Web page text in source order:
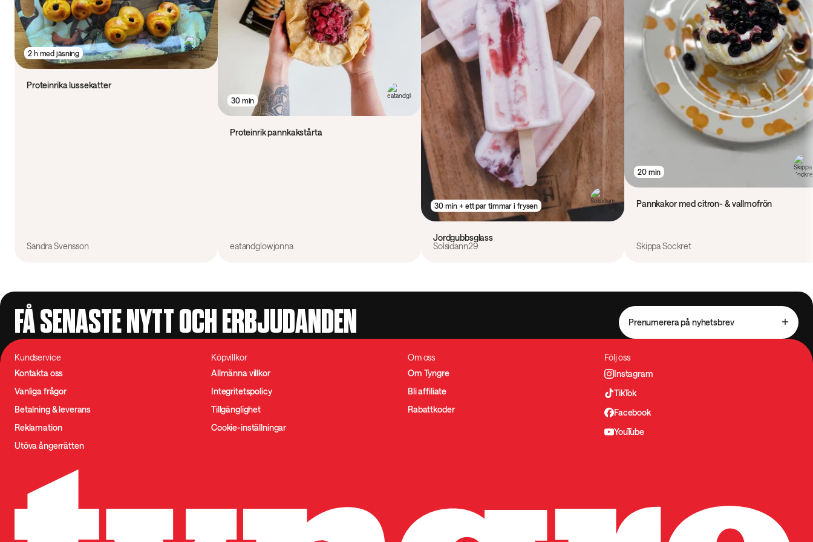
2 h med jäsning
Proteinrika lussekatter
Sandra Svensson
30 min
Proteinrik pannkakstårta
eatandglowjonna
30 min + ett par timmar i frysen
Jordgubbsglass
Solsidann29
20 min
Pannkakor med citron- & vallmofrön
Skippa Sockret
FÅ SENASTE NYTT OCH ERBJUDANDEN Prenumerera på nyhetsbrev
Kundservice
Kontakta oss
Vanliga frågor
Betalning & leverans
Reklamation
Utöva ångerrätten
Köpvillkor
Allmänna villkor
Integritetspolicy
Tillgänglighet
Cookie-inställningar
Om oss
Om Tyngre
Bli affiliate
Rabattkoder
Följ oss
Instagram
TikTok
Facebook
YouTube